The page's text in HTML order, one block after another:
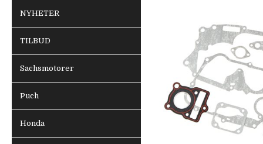
NYHETER
TILBUD
Sachsmotorer
Puch
Honda